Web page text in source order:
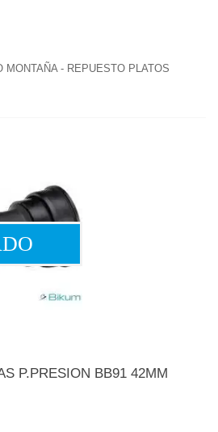
MONTAÑA - REPUESTO PLATOS
P.PRESION BB91 42MM